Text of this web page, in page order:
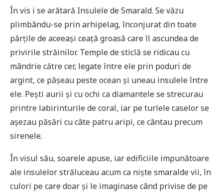
În vis i se arătară Insulele de Smarald. Se văzu
plimbându-se prin arhipelag, înconjurat din toate
părțile de aceeași ceață groasă care îl ascundea de
privirile străinilor. Temple de sticlă se ridicau cu
mândrie către cer, legate între ele prin poduri de
argint, ce pășeau peste ocean și uneau insulele între
ele. Pești aurii și cu ochi ca diamantele se strecurau
printre labirinturile de coral, iar pe turlele caselor se
așezau păsări cu câte patru aripi, ce cântau precum
sirenele.
În visul său, soarele apuse, iar edificiile impunătoare
ale insulelor străluceau acum ca niște smaralde vii, în
culori pe care doar și le imaginase când privise de pe